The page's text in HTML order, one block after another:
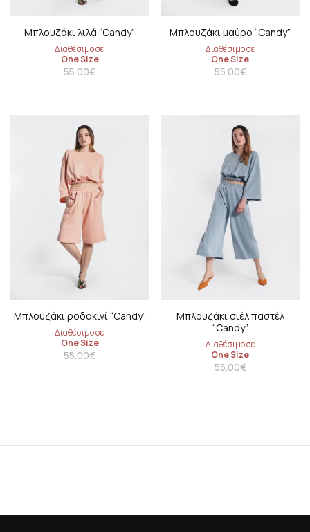
Μπλουζάκι λιλά “Candy”
Διαθέσιμο σε
One Size
55.00€
Μπλουζάκι μαύρο “Candy”
Διαθέσιμο σε
One Size
55.00€
Μπλουζάκι ροδακινί “Candy”
Διαθέσιμο σε
One Size
55.00€
Μπλουζάκι σιέλ παστέλ
“Candy”
Διαθέσιμο σε
One Size
55.00€